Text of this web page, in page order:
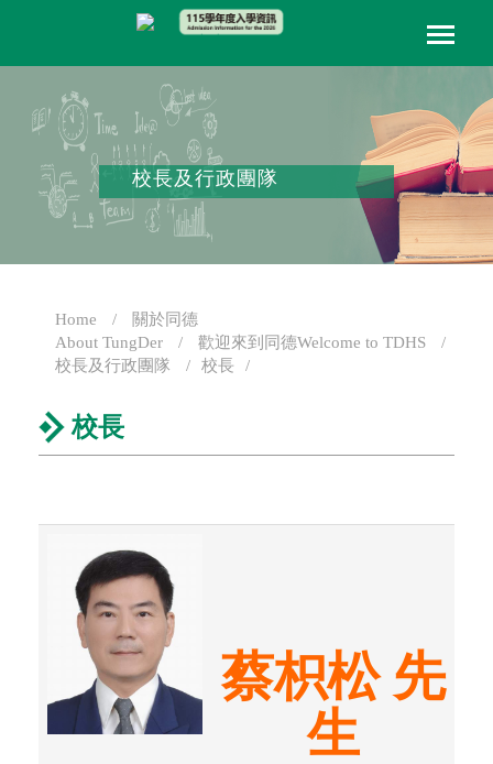
校長及行政團隊
Home
關於同德
About TungDer
歡迎來到同德Welcome to TDHS
校長及行政團隊
校長
校長
蔡枳松 先
生